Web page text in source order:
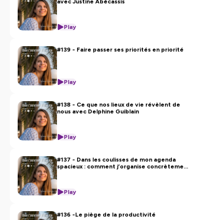
avec Justine Abécassis
Play
#139 - Faire passer ses priorités en priorité
Play
#138 - Ce que nos lieux de vie révèlent de
nous avec Delphine Guiblain
Play
#137 - Dans les coulisses de mon agenda
spacieux : comment j’organise concrètement
Play
#136 -Le piège de la productivité